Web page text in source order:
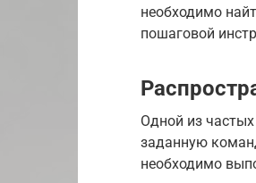
необходимо
пошаговой
Одной из частых
заданную
необходимо